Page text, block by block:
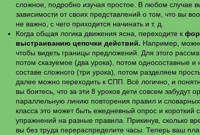
сложное, подробно изучая простое. В любом случае
зависимости от своих представлений о том, что вы
не важно, с чего приходится начинать и т. д.
Когда общая логика движения ясна, переходите к
выстраиванию цепочки действий. Например,
чтобы видеть границы предложений. Для этого
потом сказуемое (два урока), потом односоставные
составе сложного (три урока), потом разделяем
далее можно переходить к СПП. Всё логично, и
вы боитесь, что за эти 8 уроков дети совсем забудут
параллельную линию повторения правил и
класса это может быть ежедневный опрос и короткий
упражнений на разные правила. Прикинув, сколько
вы без труда перераспределите часы. Теперь ваш